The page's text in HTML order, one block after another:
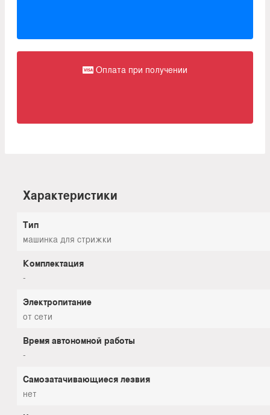
Оплата при получении
Характеристики
Тип
машинка для стрижки
Комплектация
-
Электропитание
от сети
Время автономной работы
-
Самозатачивающиеся лезвия
нет